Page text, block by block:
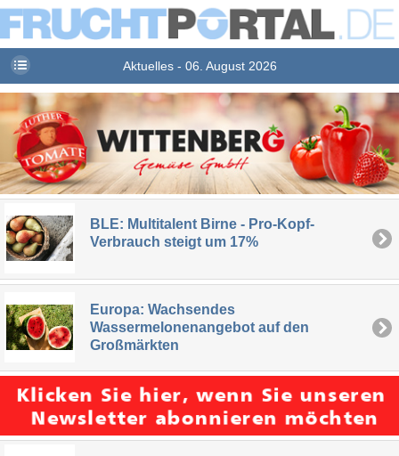
Aktuelles - 06. August 2026
BLE: Multitalent Birne - Pro-Kopf-
Verbrauch steigt um 17%
Europa: Wachsendes
Wassermelonenangebot auf den
Großmärkten